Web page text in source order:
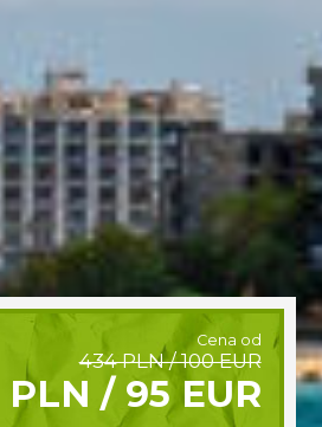
Cena od
434 PLN / 100 EUR
PLN / 95 EUR